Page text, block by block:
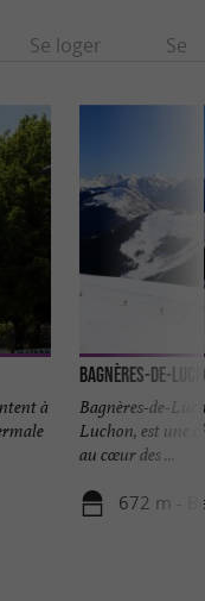
Se loger Se
à
Bagnères-de-
Bagnères-de-
Luchon, est une
au cœur des ...
672 m -